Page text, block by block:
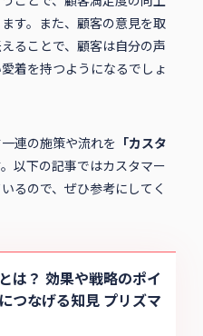
す。また、顧客の意見を取
ることで、顧客は自分の声
着を持つようになるでしょ
連の施策や流れを 「カスタ
以下の記事ではカスタマー
るので、ぜひ参考にしてく
は？ 効果や戦略のポイ
つなげる知見 プリズマ